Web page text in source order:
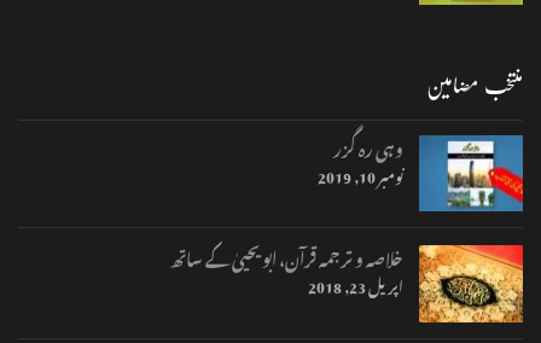
منتخب مضامین
وہی رہ گزر
نومبر 10, 2019
خلاصہ و ترجمہ قرآن، ابو یحییٰ کے ساتھ
اپریل 23, 2018